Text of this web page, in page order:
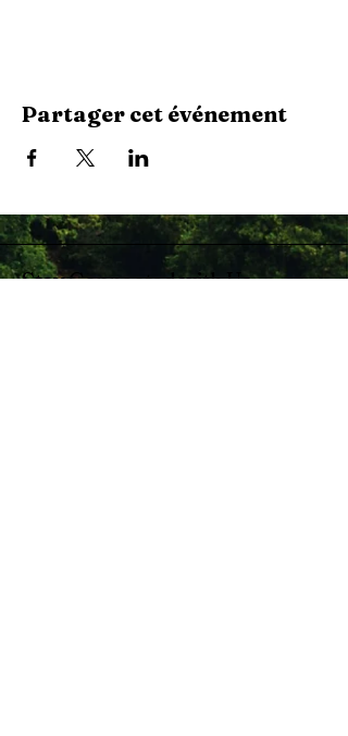
Partager cet événement
Stay Connected with Us